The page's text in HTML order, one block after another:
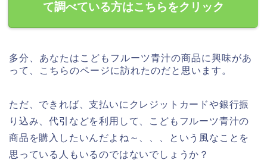
て調べている方はこちらをクリック
多分、あなたはこどもフルーツ青汁の商品に興味があ
って、こちらのページに訪れたのだと思います。
ただ、できれば、支払いにクレジットカードや銀行振
り込み、代引などを利用して、こどもフルーツ青汁の
商品を購入したいんだよね～、、、という風なことを
思っている人もいるのではないでしょうか？